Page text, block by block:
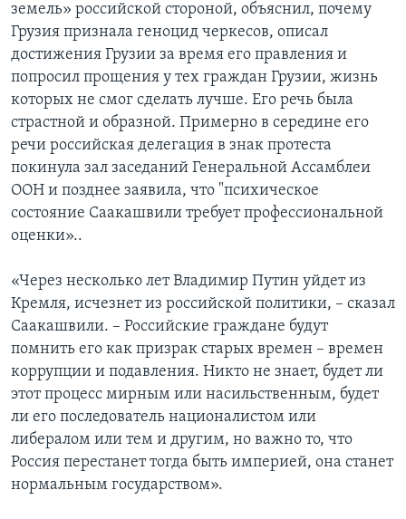
земель» российской стороной, объяснил, почему
Грузия признала геноцид черкесов, описал
достижения Грузии за время его правления и
попросил прощения у тех граждан Грузии, жизнь
которых не смог сделать лучше. Его речь была
страстной и образной. Примерно в середине его
речи российская делегация в знак протеста
покинула зал заседаний Генеральной Ассамблеи
ООН и позднее заявила, что "психическое
состояние Саакашвили требует профессиональной
оценки»..
«Через несколько лет Владимир Путин уйдет из
Кремля, исчезнет из российской политики, – сказал
Саакашвили. – Российские граждане будут
помнить его как призрак старых времен – времен
коррупции и подавления. Никто не знает, будет ли
этот процесс мирным или насильственным, будет
ли его последователь националистом или
либералом или тем и другим, но важно то, что
Россия перестанет тогда быть империей, она станет
нормальным государством».